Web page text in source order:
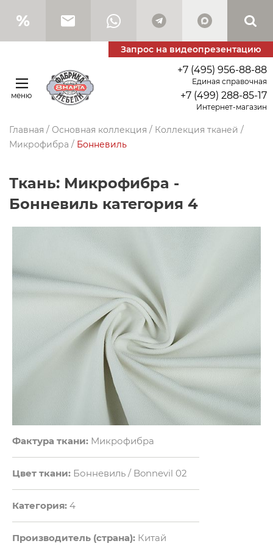
Запрос на видеопрезентацию
меню
+7 (495) 956-88-88
Единая справочная
+7 (499) 288-85-17
Интернет-магазин
Главная / Основная коллекция / Коллекция тканей /
Микрофибра / Бонневиль
Ткань: Микрофибра -
Бонневиль категория 4
Фактура ткани: Микрофибра
Цвет ткани: Бонневиль / Bonnevil 02
Категория: 4
Производитель (страна): Китай